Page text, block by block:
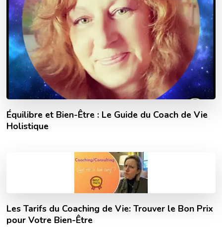
Équilibre et Bien-Être : Le Guide du Coach de Vie
Holistique
Les Tarifs du Coaching de Vie: Trouver le Bon Prix
pour Votre Bien-Être